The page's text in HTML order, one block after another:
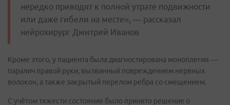
нередко приводят к полной утрате подвижности
или даже гибели на месте», — рассказал
нейрохирург Дмитрий Иванов
Кроме этого, у пациента была диагностирована моноплегия —
паралич правой руки, вызванный повреждением нервных
волокон, а также закрытый перелом ребра со смещением.
С учётом тяжести состояния было принято решение о